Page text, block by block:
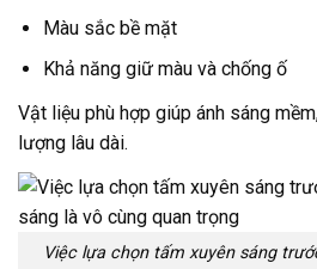
Màu sắc bề mặt
Khả năng giữ màu và chống ố
Vật liệu phù hợp giúp ánh sáng
lượng lâu dài.
Việc lựa chọn tấm xuyên sáng